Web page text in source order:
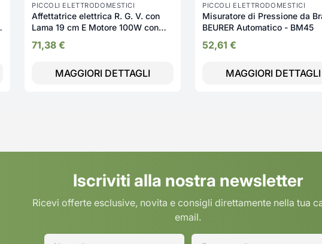
PICCOLI ELETTRODOMESTICI
Affettatrice elettrica R. G. V. con
Lama 19 cm E Motore 100W con
71,38 €
MAGGIORI DETTAGLI
PICCOLI ELETTRODOMESTICI
Misuratore di Pressione da
BEURER Automatico - BM45
52,61 €
MAGGIORI DETTAGLI
Iscriviti alla nostra newsletter
Ricevi offerte esclusive, novita e consigli direttamente nella tua
email.